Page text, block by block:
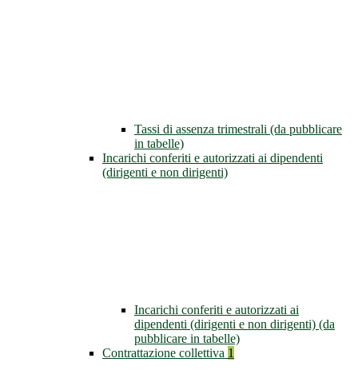
Tassi di assenza trimestrali (da pubblicare
in tabelle)
Incarichi conferiti e autorizzati ai dipendenti
(dirigenti e non dirigenti)
Incarichi conferiti e autorizzati ai
dipendenti (dirigenti e non dirigenti) (da
pubblicare in tabelle)
Contrattazione collettiva 1